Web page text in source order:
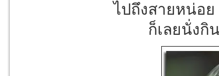
ไปถึงสายหน่อ
ก็เลยนั่งกิ